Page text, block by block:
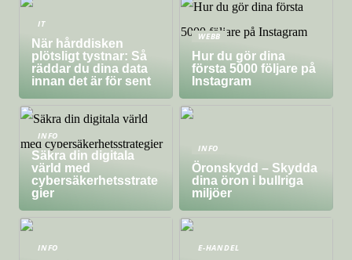
IT
När hårddisken
plötsligt tystnar: Så
räddar du dina data
innan det är för sent
WEBB
Hur du gör dina
första 5000 följare på
Instagram
INFO
Säkra din digitala
värld med
cybersäkerhetsstrate
gier
INFO
Öronskydd – Skydda
dina öron i bullriga
miljöer
INFO E-HANDEL